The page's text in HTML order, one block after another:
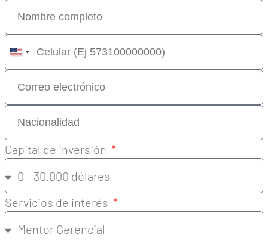
United
States
+1
Capital de inversión
Servicios de interés